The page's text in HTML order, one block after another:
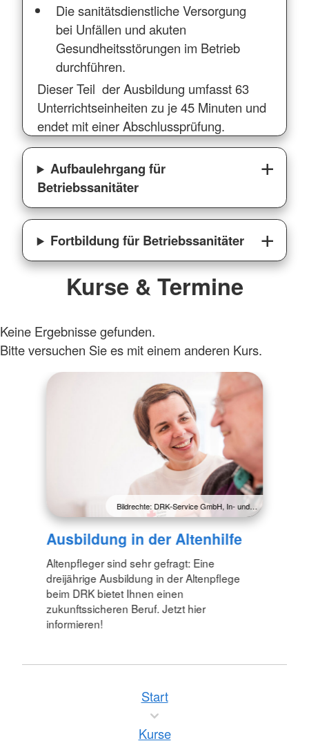
Die sanitätsdienstliche Versorgung
bei Unfällen und akuten
Gesundheitsstörungen im Betrieb
durchführen.
Dieser Teil der Ausbildung umfasst 63
Unterrichtseinheiten zu je 45 Minuten und
endet mit einer Abschlussprüfung.
Aufbaulehrgang für
Betriebssanitäter
Fortbildung für Betriebssanitäter
Kurse & Termine
Keine Ergebnisse gefunden.
Bitte versuchen Sie es mit einem anderen Kurs.
Bildrechte: DRK-Service GmbH, In- und…
Ausbildung in der Altenhilfe
Altenpfleger sind sehr gefragt: Eine
dreijährige Ausbildung in der Altenpflege
beim DRK bietet Ihnen einen
zukunftssicheren Beruf. Jetzt hier
informieren!
Start
Kurse